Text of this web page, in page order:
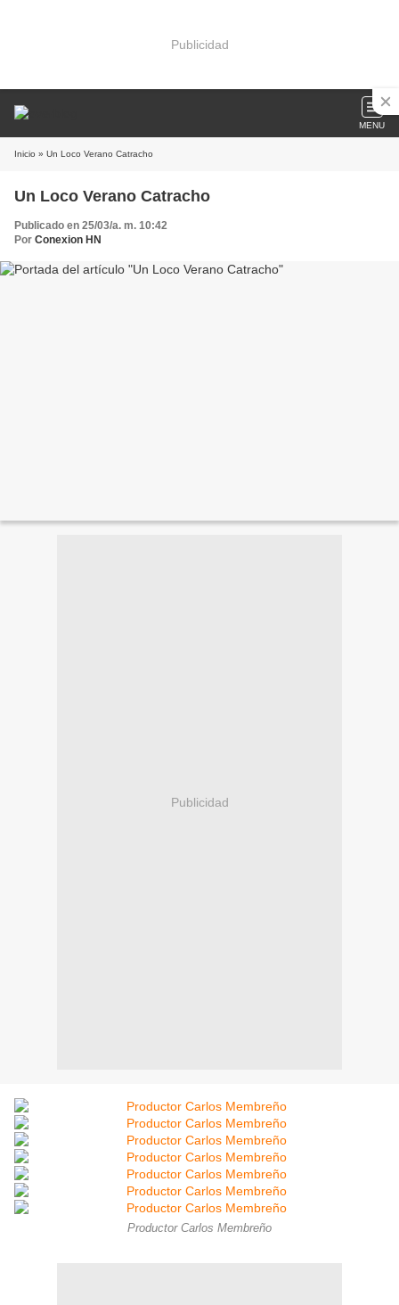
Publicidad
MENU
Inicio » Un Loco Verano Catracho
Un Loco Verano Catracho
Publicado en 25/03/a. m. 10:42
Por Conexion HN
Publicidad
Productor Carlos Membreño